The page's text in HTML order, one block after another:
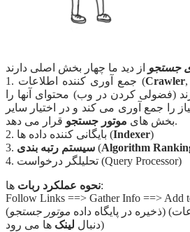
جستجو
1. جمع آوری کننده اطلاعات (Crawler,
کردن در وب) محتوای آنها را
را جمع آوری می کند و در اختیار سایر
بخش های موتور جستجو
قرار می دهد.
2. بایگانی کننده داده ها (Indexer)
3. سیستم رتبه بندی (Algorithm
4. تحلیلگر درخواست (Query Processor)
نحوه عملکرد رباتها:
Follow Links ==> Gather Info ==> Add
(ذخیره در پایگاه داده موتور جستجو
دنبال لینک ها می رود)